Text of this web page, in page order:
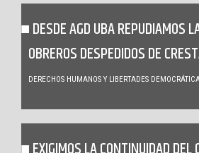
DESDE AGD UBA REPUDIAMOS
OBREROS DESPEDIDOS DE
DERECHOS HUMANOS Y LIBERTADES